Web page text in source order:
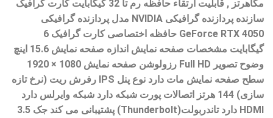
مگاهرتز , قابلیت ارتقاء حافظه رم تا 32 گیگابایت کارت گرافیک
سازنده پردازنده گرافیکی NVIDIA مدل پردازنده گرافیکی
GeForce RTX 4050 حافظه اختصاصی کارت گرافیک 6
گیگابایت مشخصات صفحه نمایش اندازه صفحه نمایش 15.6 اینچ
وضوح تصویر Full HD رزولوشن صفحه نمایش 1080 × 1920
سطح صفحه نمایش مات دارد نوع پنل IPS رفرش ریت (نرخ تازه
سازی) 144 هرتز اتصالات پورت شبکه دارد شبکه وایرلس دارد
HDMI دارد تاندربولت(Thunderbolt) پشتیبانی می کند جک 3.5